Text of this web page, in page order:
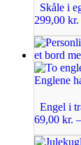
Skåle i
299,00 kr.
Engel i
69,00 kr. –